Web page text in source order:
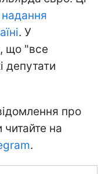
. У
що "все
депутати
про
читайте на
.